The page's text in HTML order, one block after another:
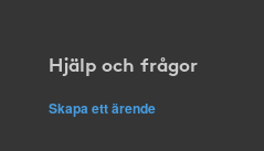
Hjälp och frågor
Skapa ett ärende